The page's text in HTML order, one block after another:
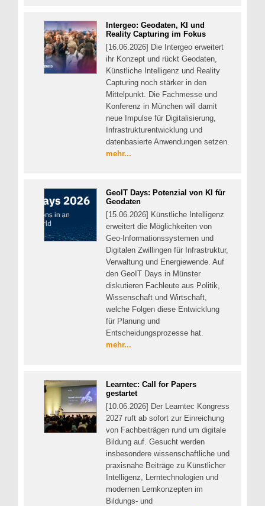
Intergeo: Geodaten, KI und
Reality Capturing im Fokus
[16.06.2026] Die Intergeo erweitert
ihr Konzept und rückt Geodaten,
Künstliche Intelligenz und Reality
Capturing noch stärker in den
Mittelpunkt. Die Fachmesse und
Konferenz in München will damit
neue Impulse für Digitalisierung,
Infrastrukturentwicklung und
datenbasierte Anwendungen setzen.
mehr...
GeoIT Days: Potenzial von KI für
Geodaten
[15.06.2026] Künstliche Intelligenz
erweitert die Möglichkeiten von
Geo-Informationssystemen und
Digitalen Zwillingen für Infrastruktur,
Verwaltung und Energiewende. Auf
den GeoIT Days in Münster
diskutieren Fachleute aus Politik,
Wissenschaft und Wirtschaft,
welche Folgen diese Entwicklung
für Planung und
Entscheidungsprozesse hat.
mehr...
Learntec: Call for Papers
gestartet
[10.06.2026] Der Learntec Kongress
2027 ruft ab sofort zur Einreichung
von Fachbeiträgen rund um digitale
Bildung auf. Gesucht werden
insbesondere wissenschaftliche und
praxisnahe Beiträge zu Künstlicher
Intelligenz, Lerntechnologien und
modernen Lernkonzepten im
Bildungs- und